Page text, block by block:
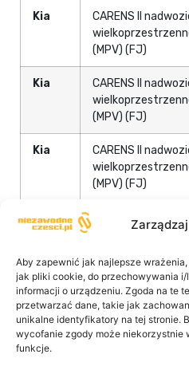
Aby zapewnić jak najlepsze
jak pliki cookie, do przechowywania
informacji o urządzeniu. Zgoda na te
przetwarzać dane, takie jak
unikalne identyfikatory na tej stronie.
wycofanie zgody może niekorzystnie
funkcje.
Kia
CARENS II
(MPV) (FJ)
Kia
CARENS II
(MPV) (FJ)
Kia
CARENS II
(MPV) (FJ)
Kia
CARENS II nadwozie
wielkoprzestrzenne
Kia
CERATO II sedan
(TD)
Kia